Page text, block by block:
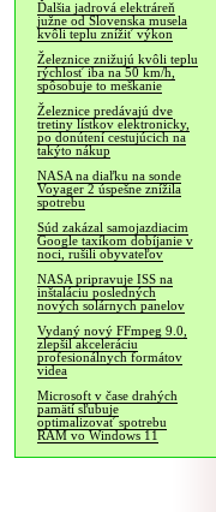
Ďalšia jadrová elektráreň
južne od Slovenska musela
kvôli teplu znížiť výkon
Železnice znižujú kvôli teplu
rýchlosť iba na 50 km/h,
spôsobuje to meškanie
Železnice predávajú dve
tretiny lístkov elektronicky,
po donútení cestujúcich na
takýto nákup
NASA na diaľku na sonde
Voyager 2 úspešne znížila
spotrebu
Súd zakázal samojazdiacim
Google taxíkom dobíjanie v
noci, rušili obyvateľov
NASA pripravuje ISS na
inštaláciu posledných
nových solárnych panelov
Vydaný nový FFmpeg 9.0,
zlepšil akceleráciu
profesionálnych formátov
videa
Microsoft v čase drahých
pamätí sľubuje
optimalizovať spotrebu
RAM vo Windows 11